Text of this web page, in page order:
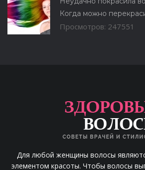
Когда можно
Просмотров: 247551
Для любой женщины волосы
элементом красоты. Чтобы волосы